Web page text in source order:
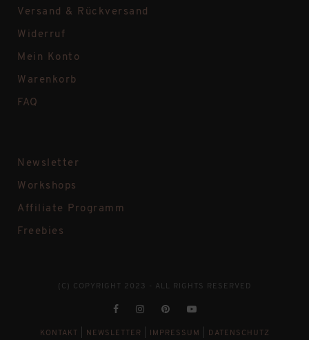
Versand & Rückversand
Widerruf
Mein Konto
Warenkorb
FAQ
Newsletter
Workshops
Affiliate Programm
Freebies
(C) COPYRIGHT 2023 - ALL RIGHTS RESERVED
KONTAKT NEWSLETTER IMPRESSUM DATENSCHUTZ